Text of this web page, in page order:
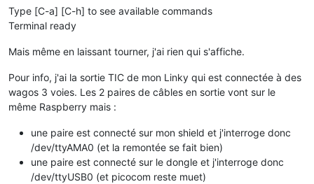
Type [C-a] [C-h] to see available commands
Terminal ready
Mais même en laissant tourner, j'ai rien qui s'affiche.
Pour info, j'ai la sortie TIC de mon Linky qui est connectée à des
wagos 3 voies. Les 2 paires de câbles en sortie vont sur le
même Raspberry mais :
une paire est connecté sur mon shield et j'interroge donc
/dev/ttyAMA0 (et la remontée se fait bien)
une paire est connecté sur le dongle et j'interroge donc
/dev/ttyUSB0 (et picocom reste muet)